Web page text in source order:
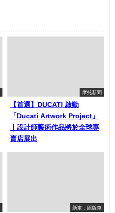
摩托新聞
【首選】DUCATI 啟動
「Ducati Artwork Project」
｜設計師藝術作品將於全球專
賣店展出
新車．絕版車